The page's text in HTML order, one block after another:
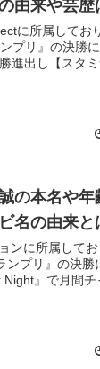
由来や芸歴
に所属してお
プリ』の決勝
進出し【スタ
の本名や年
名の由来と
ンに所属して
ンプリ』の決勝
』で月間チ